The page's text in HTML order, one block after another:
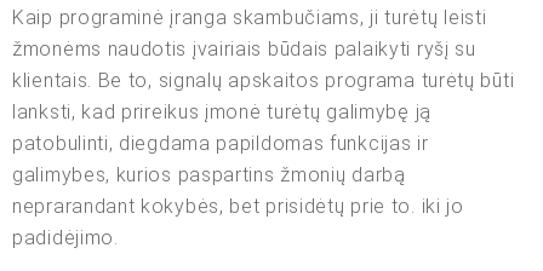
Kaip programinė įranga skambučiams, ji turėtų leisti
žmonėms naudotis įvairiais būdais palaikyti ryšį su
klientais. Be to, signalų apskaitos programa turėtų būti
lanksti, kad prireikus įmonė turėtų galimybę ją
patobulinti, diegdama papildomas funkcijas ir
galimybes, kurios paspartins žmonių darbą
neprarandant kokybės, bet prisidėtų prie to. iki jo
padidėjimo.